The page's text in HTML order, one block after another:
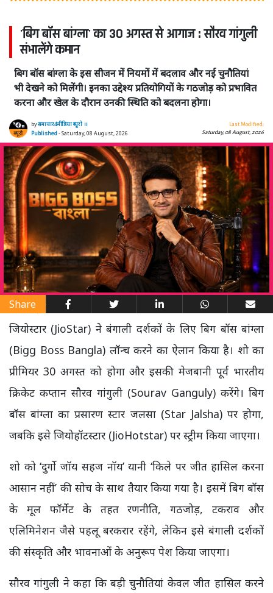
'बिग बॉस बांग्ला' का 30 अगस्त से आगाज : सौरव गांगुली
संभालेंगे कमान
बिग बॉस बांग्ला के इस सीजन में नियमों में बदलाव और नई चुनौतियां
भी देखने को मिलेंगी। इनका उद्देश्य प्रतियोगियों के गठजोड़ को प्रभावित
करना और खेल के दौरान उनकी स्थिति को बदलना होगा।
byसमाचार4मीडिया ब्यूरो ।।
Published- Saturday, 08 August, 2026
Last Modified:
Saturday, 08 August, 2026
Share
जियोस्टार (JioStar) ने बंगाली दर्शकों के लिए बिग बॉस बांग्ला
(Bigg Boss Bangla) लॉन्च करने का ऐलान किया है। शो का
प्रीमियर 30 अगस्त को होगा और इसकी मेजबानी पूर्व भारतीय
क्रिकेट कप्तान सौरव गांगुली (Sourav Ganguly) करेंगे। बिग
बॉस बांग्ला का प्रसारण स्टार जलसा (Star Jalsha) पर होगा,
जबकि इसे जियोहॉटस्टार (JioHotstar) पर स्ट्रीम किया जाएगा।
शो को ‘दुर्गो जॉय सहज नॉय’ यानी ‘किले पर जीत हासिल करना
आसान नहीं’ की सोच के साथ तैयार किया गया है। इसमें बिग बॉस
के मूल फॉर्मेट के तहत रणनीति, गठजोड़, टकराव और
एलिमिनेशन जैसे पहलू बरकरार रहेंगे, लेकिन इसे बंगाली दर्शकों
की संस्कृति और भावनाओं के अनुरूप पेश किया जाएगा।
सौरव गांगुली ने कहा कि बड़ी चुनौतियां केवल जीत हासिल करने